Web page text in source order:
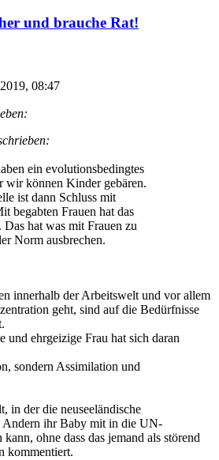
und brauche Rat!
08:47
ein evolutionsbedingtes
wir können Kinder gebären.
ist dann Schluss mit
begabten Frauen hat das
Das hat was mit Frauen zu
Norm ausbrechen.
innerhalb der Arbeitswelt und vor allem
geht, sind auf die Bedürfnisse
und ehrgeizige Frau hat sich daran
sondern Assimilation und
in der die neuseeländische
Andern ihr Baby mit in die UN-
ohne dass das jemand als störend
kommentiert.